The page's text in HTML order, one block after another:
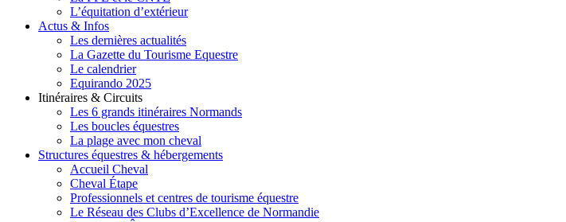
L’équitation d’extérieur
Actus & Infos
Les dernières actualités
La Gazette du Tourisme Equestre
Le calendrier
Equirando 2025
Itinéraires & Circuits
Les 6 grands itinéraires Normands
Les boucles équestres
La plage avec mon cheval
Structures équestres & hébergements
Accueil Cheval
Cheval Étape
Professionnels et centres de tourisme équestre
Le Réseau des Clubs d’Excellence de Normandie